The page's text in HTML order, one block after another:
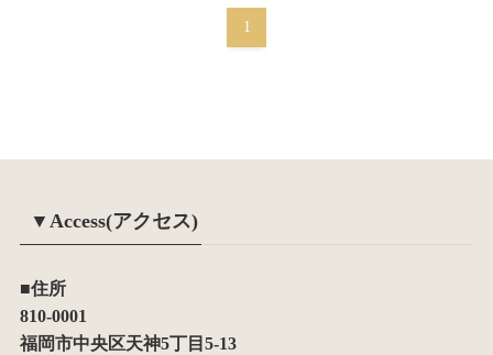
1
▼Access(アクセス)
■住所
810-0001
福岡市中央区天神5丁目5-13